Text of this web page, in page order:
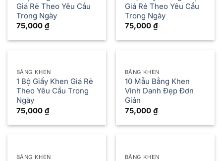
Giá Rẻ Theo Yêu Cầu
Trong Ngày
75,000 ₫
Giá Rẻ Theo Yêu Cầu
Trong Ngày
75,000 ₫
BẰNG KHEN
1 Bộ Giấy Khen Giá Rẻ
Theo Yêu Cầu Trong
Ngày
75,000 ₫
BẰNG KHEN
10 Mẫu Bằng Khen
Vinh Danh Đẹp Đơn
Giản
75,000 ₫
BẰNG KHEN BẰNG KHEN